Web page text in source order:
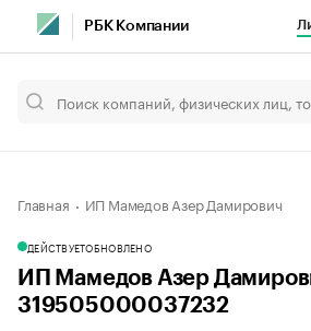
РБК Компании
Главная ИП Мамедов Азер Дамирович
ДЕЙСТВУЕТОБНОВЛЕНО
ИП Мамедов Азер
319505000037232